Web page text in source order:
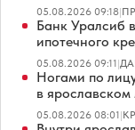
05.08.2026 09:18|
Банк Уралсиб
ипотечного
05.08.2026 09:11|
Ногами по
в ярославском
05.08.2026 08:01|